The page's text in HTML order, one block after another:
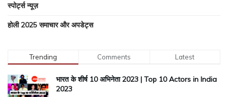
स्पोर्ट्स न्यूज़
होली 2025 समाचार और अपडेट्स
Trending Comments Latest
भारत के शीर्ष 10 अभिनेता 2023 | Top 10 Actors in India
2023